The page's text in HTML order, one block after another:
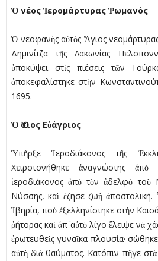
Ὁ νέος Ἱερομάρτυρας Ῥωμανός
Ὁ νεοφανὴς αὐτὸς Ἅγιος
Δημινίτζα τῆς Λακωνίας
ὑποκύψει στὶς πιέσεις τῶν
ἀποκεφαλίστηκε στὴν
1695.
Ὁ Ὅσιος Εὐάγριος
Ὑπῆρξε Ἱεροδιάκονος τῆς
Χειροτονήθηκε ἀναγνώστης
ἱεροδιάκονος ἀπὸ τὸν ἀδελφὸ τοῦ
Νύσσης, καὶ ἔζησε ζωὴ ἀποστολική.
Ἰβηρία, ποὺ ἐξελληνίστηκε στὴν
ῥήτορας καὶ ἀπ΄ αὐτὸ λίγο ἔλειψε νὰ
ἐρωτευθεὶς γυναῖκα πλουσία·
αὐτὴ διὰ θαύματος. Κατόπιν πῆγε